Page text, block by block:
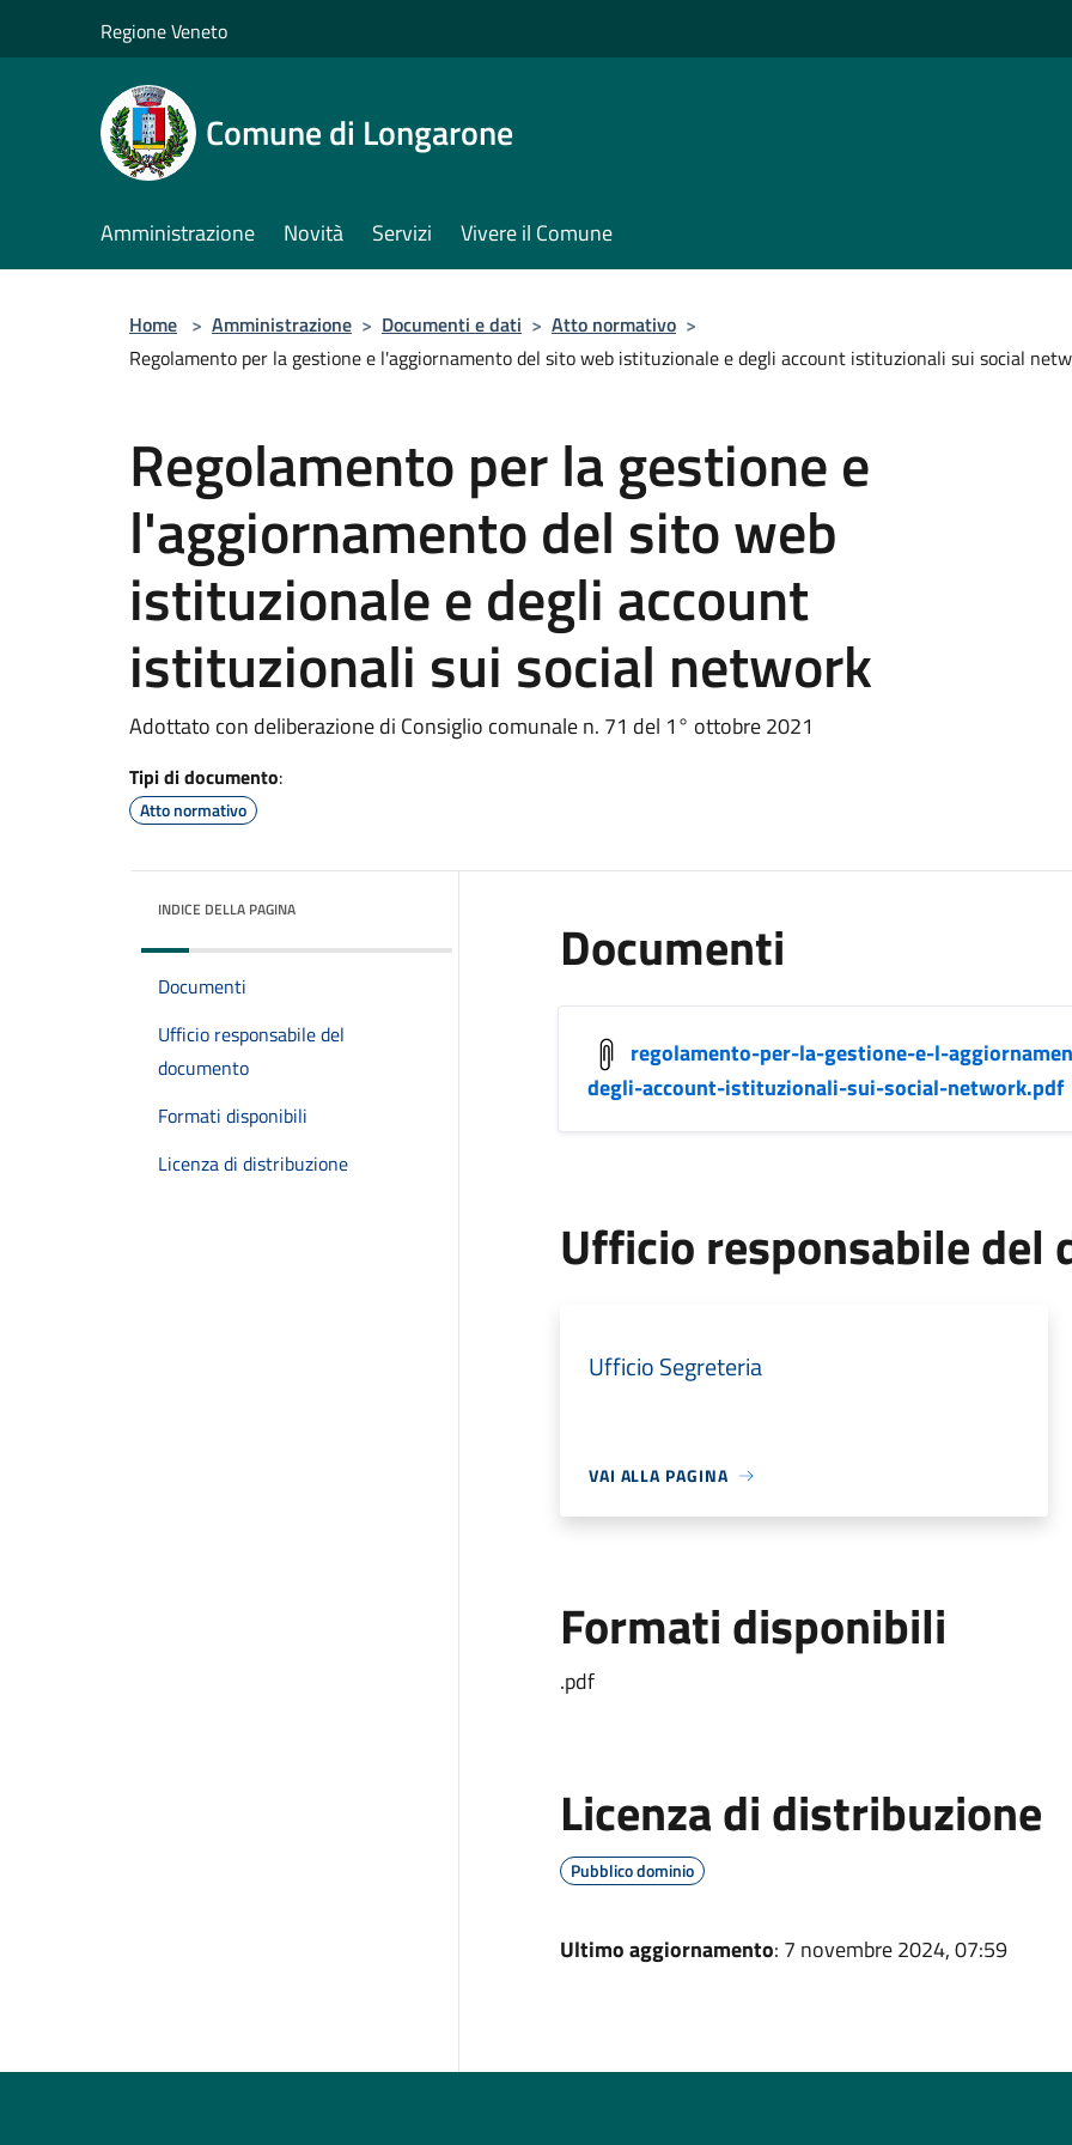
Regione Veneto
Comune di Longarone
Amministrazione Novità Servizi Vivere il Comune
Home > Amministrazione > Documenti e dati > Atto normativo >
Regolamento per la gestione e l'aggiornamento del sito web istituzionale e degli account istituzionali sui social
Regolamento per la gestione e
l'aggiornamento del sito web
istituzionale e degli account
istituzionali sui social network
Adottato con deliberazione di Consiglio comunale n. 71 del 1° ottobre 2021
Tipi di documento:
Atto normativo
INDICE DELLA PAGINA
Documenti
Ufficio responsabile del
documento
Formati disponibili
Licenza di distribuzione
Documenti
regolamento-per-la-gestione-e-l-
degli-account-istituzionali-sui-social-network.pdf
Ufficio responsabile del
Ufficio Segreteria
VAI ALLA PAGINA
Formati disponibili
.pdf
Licenza di distribuzione
Pubblico dominio
Ultimo aggiornamento: 7 novembre 2024, 07:59